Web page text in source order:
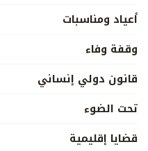
أعياد ومناسبات
وقفة وفاء
قانون دولي إنساني
تحت الضوء
قضايا إقليمية